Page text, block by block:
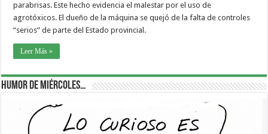
parabrisas. Este hecho evidencia el malestar por el uso de
agrotóxicos. El dueño de la máquina se quejó de la falta de controles
“serios” de parte del Estado provincial.
Leer Más »
Humor de Miércoles…